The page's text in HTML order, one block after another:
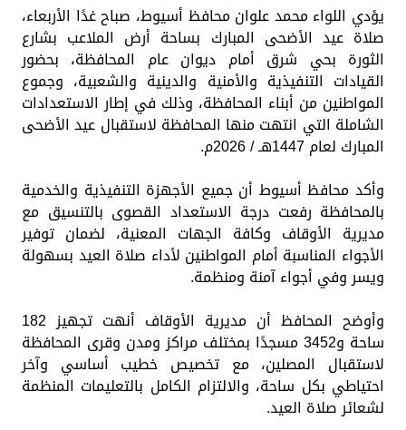
يؤدي اللواء محمد علوان محافظ أسيوط، صباح غدًا الأربعاء،
صلاة عيد الأضحى المبارك بساحة أرض الملاعب بشارع
الثورة بحي شرق أمام ديوان عام المحافظة، بحضور
القيادات التنفيذية والأمنية والدينية والشعبية، وجموع
المواطنين من أبناء المحافظة، وذلك في إطار الاستعدادات
الشاملة التي انتهت منها المحافظة لاستقبال عيد الأضحى
المبارك لعام 1447هـ / 2026م.
وأكد محافظ أسيوط أن جميع الأجهزة التنفيذية والخدمية
بالمحافظة رفعت درجة الاستعداد القصوى بالتنسيق مع
مديرية الأوقاف وكافة الجهات المعنية، لضمان توفير
الأجواء المناسبة أمام المواطنين لأداء صلاة العيد بسهولة
ويسر وفي أجواء آمنة ومنظمة.
وأوضح المحافظ أن مديرية الأوقاف أنهت تجهيز 182
ساحة و3452 مسجدًا بمختلف مراكز ومدن وقرى المحافظة
لاستقبال المصلين، مع تخصيص خطيب أساسي وآخر
احتياطي بكل ساحة، والالتزام الكامل بالتعليمات المنظمة
لشعائر صلاة العيد.